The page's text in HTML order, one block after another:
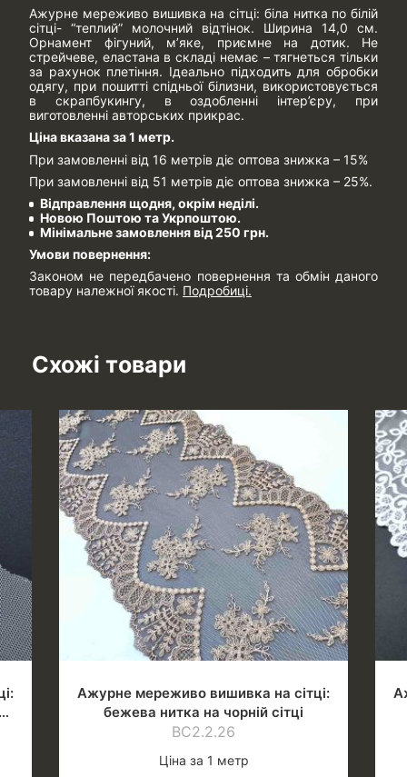
Ажурне мереживо вишивка на сітці: біла нитка по білій
сітці- “теплий” молочний відтінок. Ширина 14,0 см.
Орнамент фігуний, м’яке, приємне на дотик. Не
стрейчеве, еластана в складі немає – тягнеться тільки
за рахунок плетіння. Ідеально підходить для обробки
одягу, при пошитті спідньої білизни, використовується
в скрапбукингу, в оздобленні інтер’єру, при
виготовленні авторських прикрас.
Ціна вказана за 1 метр.
При замовленні від 16 метрів діє оптова знижка – 15%
При замовленні від 51 метрів діє оптова знижка – 25%.
Відправлення щодня, окрім неділі.
Новою Поштою та Укрпоштою.
Мінімальне замовлення від 250 грн.
Умови повернення:
Законом не передбачено повернення та обмін даного
товару належної якості. Подробиці.
Схожі товари
Ажурне мереживо вишивка на сітці:
бежева нитка на чорній сітці
ВС2.2.26
Ціна за 1 метр